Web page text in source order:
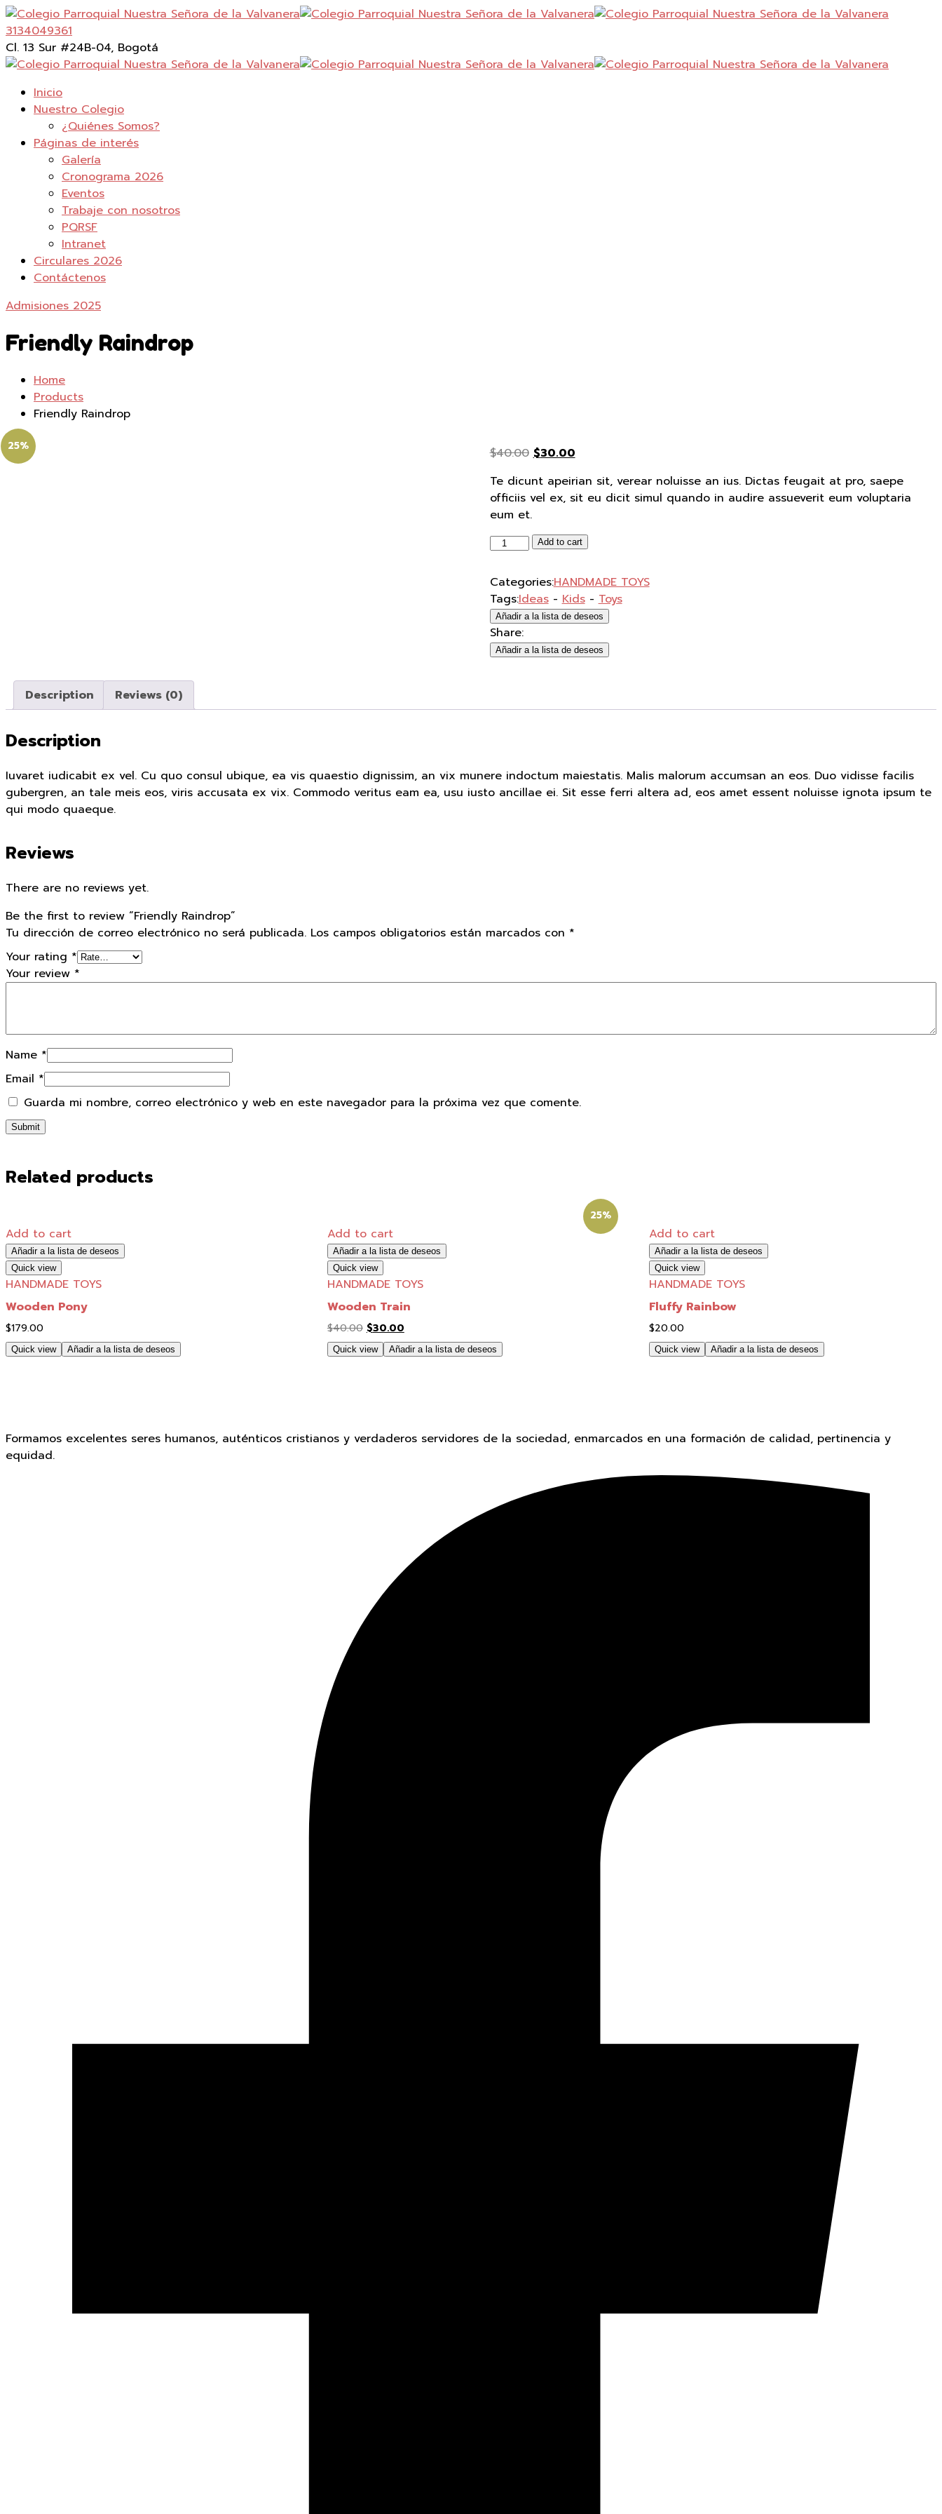
3134049361
Cl. 13 Sur #24B-04, Bogotá
Inicio
Nuestro Colegio
¿Quiénes Somos?
Páginas de interés
Galería
Cronograma 2026
Eventos
Trabaje con nosotros
PQRSF
Intranet
Circulares 2026
Contáctenos
Admisiones 2025
Friendly Raindrop
Home
Products
Friendly Raindrop
25% $40.00 Original
was:
$40.00.
$30.00Current
is:
$30.00.
Te dicunt apeirian sit, verear noluisse an ius. Dictas feugait at pro, saepe
officiis vel ex, sit eu dicit simul quando in audire assueverit eum voluptaria
eum et.
Friendly
quantity
Add to cart
Categories:HANDMADE TOYS
Tags:Ideas-Kids-Toys
Añadir a la lista de deseos
Share:
Añadir a la lista de deseos
Description Reviews (0)
Description
Iuvaret iudicabit ex vel. Cu quo consul ubique, ea vis quaestio dignissim, an vix munere indoctum maiestatis. Malis malorum accumsan an eos. Duo vidisse facilis
gubergren, an tale meis eos, viris accusata ex vix. Commodo veritus eam ea, usu iusto ancillae ei. Sit esse ferri altera ad, eos amet essent noluisse ignota ipsum te
qui modo quaeque.
Reviews
There are no reviews yet.
Be the first to review “Friendly Raindrop”
Tu dirección de correo electrónico no será publicada. Los campos obligatorios están marcados con *
Your rating *
Your review *
Name *
Email *
Guarda mi nombre, correo electrónico y web en este navegador para la próxima vez que comente.
Related products
Add to cart
Añadir a la lista de deseos
Quick view
HANDMADE TOYS
Wooden Pony
$179.00
Quick view Añadir a la lista de deseos
25%
Add to cart
Añadir a la lista de deseos
Quick view
HANDMADE TOYS
Wooden Train
$40.00 Original
price
was:
$30.00Current
price
is:
Quick view Añadir a la lista de deseos
Add to cart
Añadir a la lista de deseos
Quick view
HANDMADE TOYS
Fluffy Rainbow
$20.00
Quick view Añadir a la lista de deseos
Formamos excelentes seres humanos, auténticos cristianos y verdaderos servidores de la sociedad, enmarcados en una formación de calidad, pertinencia y
equidad.